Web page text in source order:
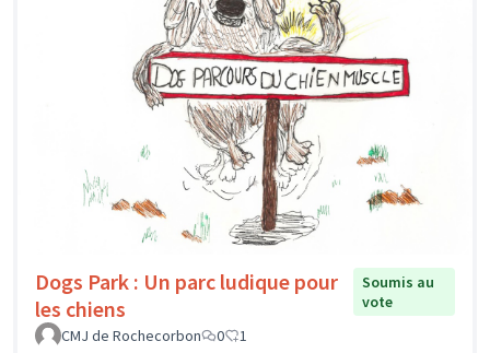
Dogs Park : Un parc ludique pour
les chiens
Soumis au
vote
CMJ de Rochecorbon
0 1